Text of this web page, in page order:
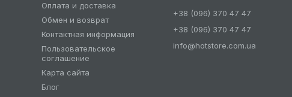
Оплата и доставка
Обмен и возврат
Контактная информация
Пользовательское
соглашение
Карта сайта
Блог
+38 (096) 370 47 47
+38 (096) 370 47 47
info@hotstore.com.ua